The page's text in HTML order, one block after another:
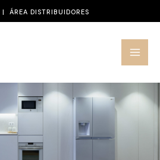
| ÁREA DISTRIBUIDORES